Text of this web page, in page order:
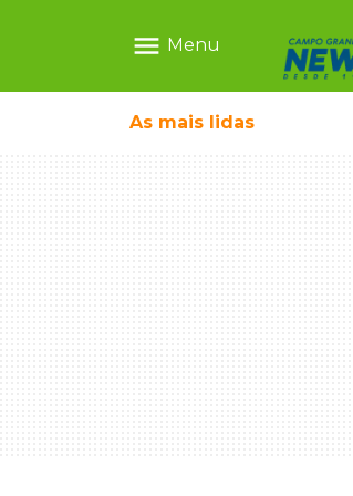
menu Menu
As mais lidas
em sequestro de bebê na Capital